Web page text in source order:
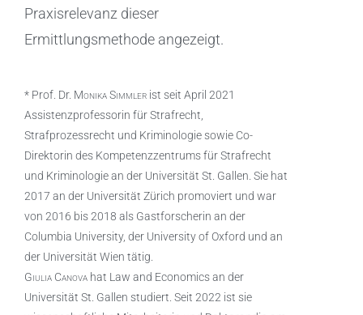
Praxisrelevanz dieser
Ermittlungsmethode angezeigt.
* Prof. Dr. Monika Simmler ist seit April 2021
Assistenzprofessorin für Strafrecht,
Strafprozessrecht und Kriminologie sowie Co-
Direktorin des Kompetenzzentrums für Strafrecht
und Kriminologie an der Universität St. Gallen. Sie hat
2017 an der Universität Zürich promoviert und war
von 2016 bis 2018 als Gastforscherin an der
Columbia University, der University of Oxford und an
der Universität Wien tätig.
Giulia Canova hat Law and Economics an der
Universität St. Gallen studiert. Seit 2022 ist sie